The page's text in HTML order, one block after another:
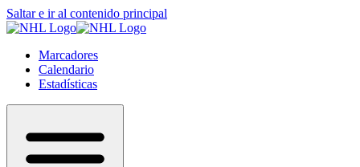
Saltar e ir al contenido principal
Marcadores
Calendario
Estadísticas